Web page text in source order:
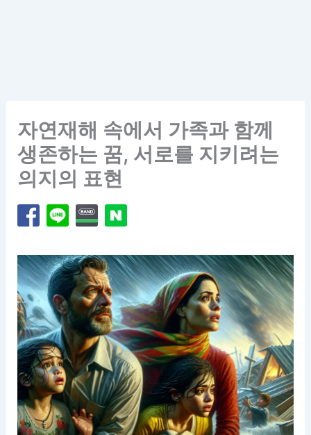
자연재해 속에서 가족과 함께
생존하는 꿈, 서로를 지키려는
의지의 표현